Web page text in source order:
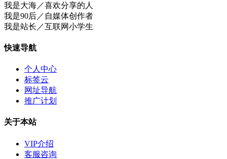
我是大海／喜欢分享的人
我是90后／自媒体创作者
我是站长／互联网小学生
快速导航
个人中心
标签云
网址导航
推广计划
关于本站
VIP介绍
客服咨询